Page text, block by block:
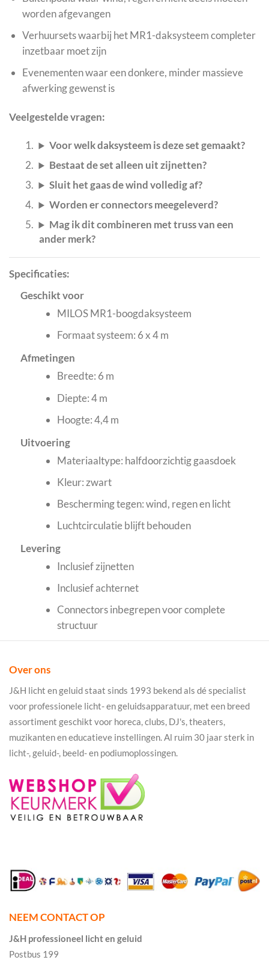
worden afgevangen
Verhuursets waarbij het MR1-daksysteem completer
inzetbaar moet zijn
Evenementen waar een donkere, minder massieve
afwerking gewenst is
Veelgestelde vragen:
Voor welk daksysteem is deze set gemaakt?
Bestaat de set alleen uit zijnetten?
Sluit het gaas de wind volledig af?
Worden er connectors meegeleverd?
Mag ik dit combineren met truss van een
ander merk?
Specificaties:
Geschikt voor
MILOS MR1-boogdaksysteem
Formaat systeem: 6 x 4 m
Afmetingen
Breedte: 6 m
Diepte: 4 m
Hoogte: 4,4 m
Uitvoering
Materiaaltype: halfdoorzichtig gaasdoek
Kleur: zwart
Bescherming tegen: wind, regen en licht
Luchtcirculatie blijft behouden
Levering
Inclusief zijnetten
Inclusief achternet
Connectors inbegrepen voor complete
structuur
Over ons
J&H licht en geluid staat sinds 1993 bekend als dé specialist
voor professionele licht- en geluidsapparatuur, met een breed
assortiment geschikt voor horeca, clubs, DJ's, theaters,
muzikanten en educatieve instellingen. Al ruim 30 jaar sterk in
licht-, geluid-, beeld- en podiumoplossingen.
NEEM CONTACT OP
J&H professioneel licht en geluid
Postbus 199